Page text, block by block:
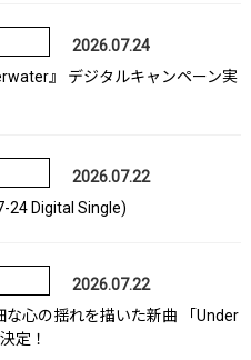
2026.07.24
』 デジタルキャンペーン実
2026.07.22
24 Digital Single)
2026.07.22
な心の揺れを描いた新曲 「Under
定！